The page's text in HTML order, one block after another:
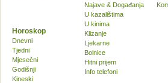
Najave & Događanja
U kazalištima
U kinima
Klizanje
Ljekarne
Bolnice
Hitni prijem
Info telefoni
Horoskop
Dnevni
Tjedni
Mjesečni
Godišnji
Kineski